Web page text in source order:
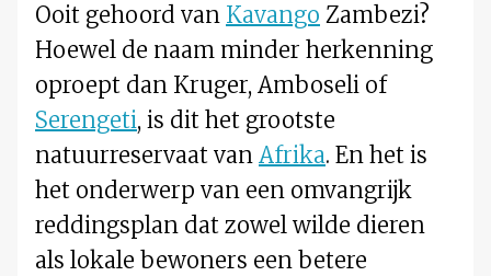
Ooit gehoord van Kavango Zambezi?
Hoewel de naam minder herkenning
oproept dan Kruger, Amboseli of
Serengeti, is dit het grootste
natuurreservaat van Afrika. En het is
het onderwerp van een omvangrijk
reddingsplan dat zowel wilde dieren
als lokale bewoners een betere